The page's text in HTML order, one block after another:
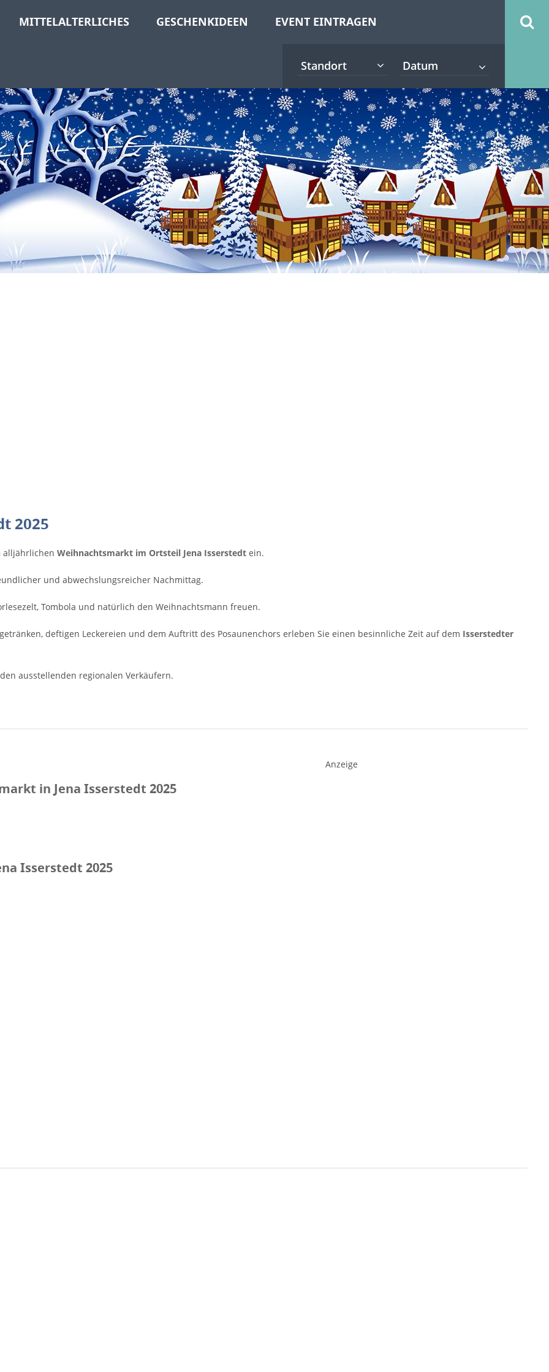
MITTELALTERLICHES GESCHENKIDEEN EVENT EINTRAGEN
Standort
2025
alljährlichen Weihnachtsmarkt im Ortsteil Jena Isserstedt ein.
und abwechslungsreicher Nachmittag.
Tombola und natürlich den Weihnachtsmann freuen.
deftigen Leckereien und dem Auftritt des Posaunenchors erleben Sie einen besinnliche Zeit auf dem Isserstedter
ausstellenden regionalen Verkäufern.
Anzeige
in Jena Isserstedt 2025
Isserstedt 2025